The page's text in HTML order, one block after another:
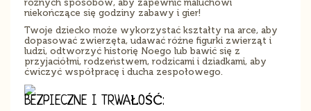
różnych sposobów, aby zapewnić maluchowi
niekończące się godziny zabawy i gier!
Twoje dziecko może wykorzystać kształty na arce, aby
dopasować zwierzęta, udawać różne figurki zwierząt i
ludzi, odtworzyć historię Noego lub bawić się z
przyjaciółmi, rodzeństwem, rodzicami i dziadkami, aby
ćwiczyć współpracę i ducha zespołowego.
BEZPIECZNE I TRWAŁOŚĆ: